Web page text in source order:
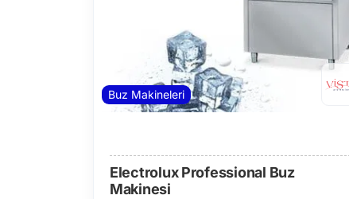
Buz Makineleri
Electrolux Professional Buz
Makinesi